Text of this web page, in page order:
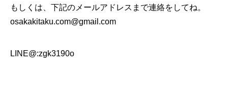
もしくは、下記のメールアドレスまで連絡をしてね。
osakakitaku.com@gmail.com
LINE@:zgk3190o